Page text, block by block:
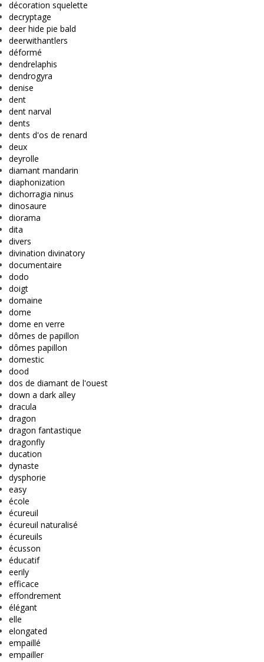
décoration squelette
decryptage
deer hide pie bald
deerwithantlers
déformé
dendrelaphis
dendrogyra
denise
dent
dent narval
dents
dents d'os de renard
deux
deyrolle
diamant mandarin
diaphonization
dichorragia ninus
dinosaure
diorama
dita
divers
divination divinatory
documentaire
dodo
doigt
domaine
dome
dome en verre
dômes de papillon
dômes papillon
domestic
dood
dos de diamant de l'ouest
down a dark alley
dracula
dragon
dragon fantastique
dragonfly
ducation
dynaste
dysphorie
easy
école
écureuil
écureuil naturalisé
écureuils
écusson
éducatif
eerily
efficace
effondrement
élégant
elle
elongated
empaillé
empailler